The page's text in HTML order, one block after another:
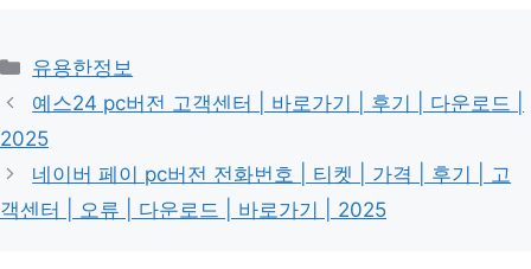
카
테
고
리
유용한정보
예스24 pc버전 고객센터 | 바로가기 | 후기 | 다운로드 |
2025
네이버 페이 pc버전 전화번호 | 티켓 | 가격 | 후기 | 고
객센터 | 오류 | 다운로드 | 바로가기 | 2025